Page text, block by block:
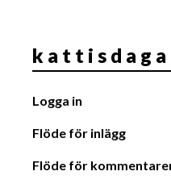
k a t t i s d a g a
Logga in
Flöde för inlägg
Flöde för